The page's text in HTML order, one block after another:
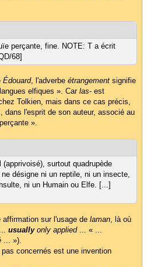
perçante, fine. NOTE: T a écrit
68]
Édouard, l'adverbe étrangement signifie
elfiques ». Car las- est
Tolkien, mais dans ce cas précis,
dans l'esprit de son auteur, associé au
».
(apprivoisé), surtout quadrupède
désigne ni un reptile, ni un insecte,
ni un Humain ou Elfe. [...]
sur l'usage de laman, là où
usually only applied... « ...
... »).
concernés est une invention